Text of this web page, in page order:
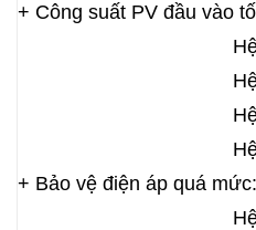
+ Công suất PV đầu vào
Hệ thống
Hệ thống
Hệ thống
Hệ thống
+ Bảo vệ điện áp quá mức:
Hệ thống